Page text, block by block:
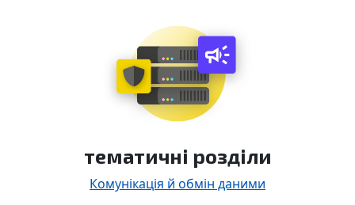
тематичні розділи
Комунікація й обмін даними